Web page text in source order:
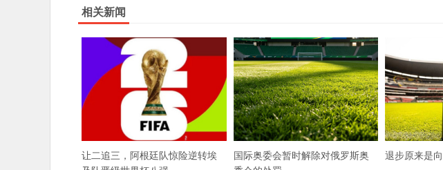
相关新闻
让二追三，阿根廷队惊险逆转埃
国际奥委会暂时解除对俄罗斯奥
退步原来是